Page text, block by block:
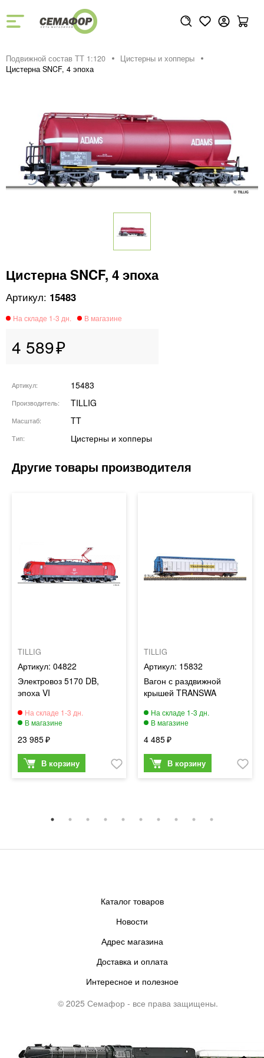
Подвижной состав ТТ 1:120
Цистерны и хопперы
Цистерна SNCF, 4 эпоха
Цистерна SNCF, 4 эпоха
15483
4 589
Артикул 15483
Производитель TILLIG
Масштаб TT
Тип Цистерны и хопперы
TILLIG
04822
Электровоз 5170 DB,
эпоха VI
23 985
TILLIG
15832
Вагон с раздвижной
крышей TRANSWA
4 485
Каталог товаров
Новости
Адрес магазина
Доставка и оплата
Интересное и полезное
© 2025 Семафор - все права защищены.